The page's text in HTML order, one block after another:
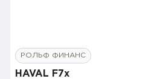
РОЛЬФ ФИНАНС
HAVAL F7x